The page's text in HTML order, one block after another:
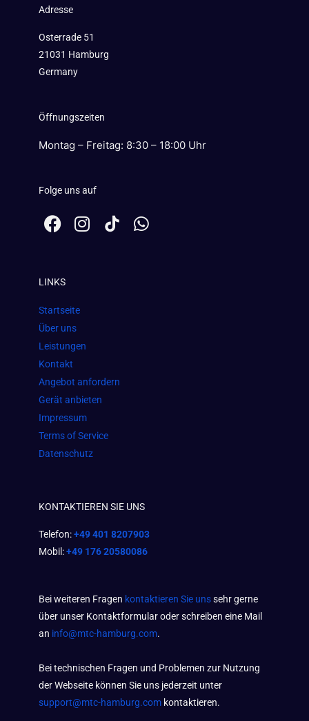
Adresse
Osterrade 51
21031 Hamburg
Germany
Öffnungszeiten
Montag – Freitag: 8:30 – 18:00 Uhr
Folge uns auf
F
a
b
o
o
k
I
n
m
W
h
LINKS
Startseite
Über uns
Leistungen
Kontakt
Angebot anfordern
Gerät anbieten
Impressum
Terms of Service
Datenschutz
KONTAKTIEREN SIE UNS
Telefon:+49 401 8207903
Mobil:+49 176 20580086
Bei weiteren Fragen kontaktieren Sie unssehr gerne
über unser Kontaktformular oder schreiben eine Mail
an info@mtc-hamburg.com.
Bei technischen Fragen und Problemen zur Nutzung
der Webseite können Sie uns jederzeit unter
support@mtc-hamburg.com kontaktieren.